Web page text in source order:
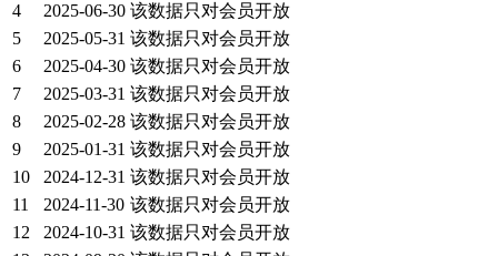
4
2025-06-30 该数据只对会员开放
5
2025-05-31 该数据只对会员开放
6
2025-04-30 该数据只对会员开放
7
2025-03-31 该数据只对会员开放
8
2025-02-28 该数据只对会员开放
9
2025-01-31 该数据只对会员开放
10
2024-12-31 该数据只对会员开放
11
2024-11-30 该数据只对会员开放
12
2024-10-31 该数据只对会员开放